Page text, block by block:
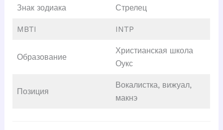
Знак зодиака Стрелец
MBTI INTP
Образование
Христианская школа
Оукс
Позиция
Вокалистка, вижуал,
макнэ